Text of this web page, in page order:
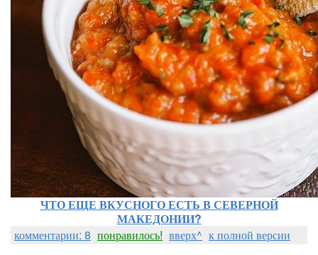
ЧТО ЕЩЕ ВКУСНОГО ЕСТЬ В СЕВЕРНОЙ
МАКЕДОНИИ?
комментарии: 8 понравилось! вверх^ к полной версии